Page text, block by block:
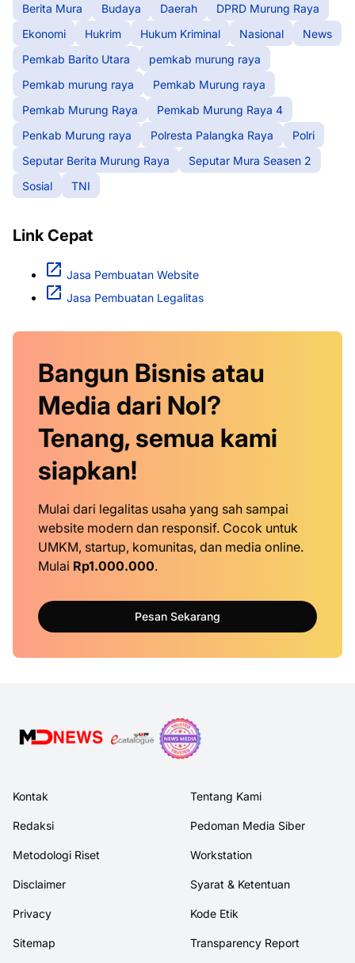
Berita Mura Budaya Daerah
DPRD Murung Raya
Ekonomi
Hukrim Hukum Kriminal Nasional
News
Pemkab Barito Utara
pemkab murung raya
Pemkab murung raya
Pemkab Murung raya
Pemkab Murung Raya
Pemkab Murung Raya 4
Penkab Murung raya
Polresta Palangka Raya
Polri
Seputar Berita Murung Raya
Seputar Mura Seasen 2
Sosial
TNI
Link Cepat
Jasa Pembuatan Website
Jasa Pembuatan Legalitas
Bangun Bisnis atau
Media dari Nol?
Tenang, semua kami
siapkan!
Mulai dari legalitas usaha yang sah sampai
website modern dan responsif. Cocok untuk
UMKM, startup, komunitas, dan media online.
Mulai Rp1.000.000.
Pesan Sekarang
Kontak Tentang Kami
Redaksi Pedoman Media Siber
Metodologi Riset Workstation
Disclaimer Syarat & Ketentuan
Privacy Kode Etik
Sitemap Transparency Report